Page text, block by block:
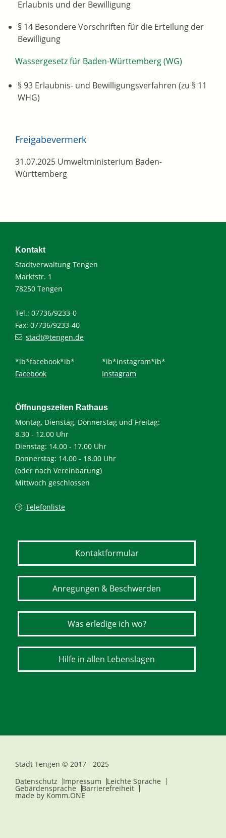
Erlaubnis und der Bewilligung
§ 14 Besondere Vorschriften für die Erteilung der
Bewilligung
Wassergesetz für Baden-Württemberg (WG)
§ 93 Erlaubnis- und Bewilligungsverfahren (zu § 11
WHG)
Freigabevermerk
31.07.2025 Umweltministerium Baden-
Württemberg
Kontakt
Stadtverwaltung Tengen
Marktstr. 1
78250 Tengen
Tel.: 07736/9233-0
Fax: 07736/9233-40
stadt@tengen.de
*ib*facebook*ib*
Facebook
*ib*instagram*ib*
Instagram
Öffnungszeiten Rathaus
Montag, Dienstag, Donnerstag und Freitag:
8.30 - 12.00 Uhr
Dienstag: 14.00 - 17.00 Uhr
Donnerstag: 14.00 - 18.00 Uhr
(oder nach Vereinbarung)
Mittwoch geschlossen
Telefonliste
Kontaktformular
Anregungen & Beschwerden
Was erledige ich wo?
Hilfe in allen Lebenslagen
Stadt Tengen © 2017 - 2025
Datenschutz
Impressum Leichte Sprache
Gebärdensprache Barrierefreiheit
made by Komm.ONE